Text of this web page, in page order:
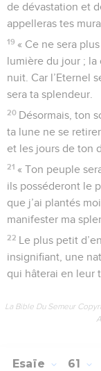
de dévastation et
appelleras tes
19 « Ce ne sera
lumière du jour ; la
nuit. Car l’Eternel
sera ta splendeur.
20 Désormais, ton
ta lune ne se
et les jours de ton
21 « Ton peuple
ils posséderont le
que j’ai plantés
manifester ma
22 Le plus petit
insignifiant, une
qui hâterai en leur
La Bible Du Semeur
Esaïe 61